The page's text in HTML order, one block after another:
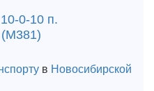
0-10 п.
в Новосибирской